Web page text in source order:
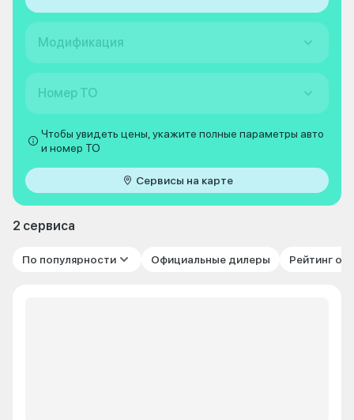
Модификация
Номер ТО
Чтобы увидеть цены, укажите полные параметры авто
и номер ТО
Сервисы на карте
2 сервиса
По популярности Официальные дилеры Рейтинг